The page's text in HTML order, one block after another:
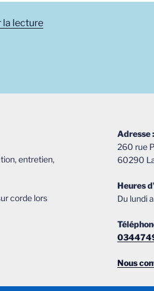
la lecturede
site
de
vos
entretien,
corde lors
Adresse :
260 rue
60290
Heures
Du lundi
Nous